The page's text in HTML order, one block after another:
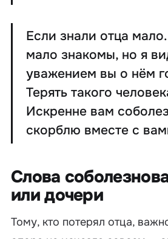
Если знали отца
мало знакомы, но я
уважением вы о нём
Терять такого
Искренне вам
скорблю вместе с
Слова
или дочери
Тому, кто потерял отца,